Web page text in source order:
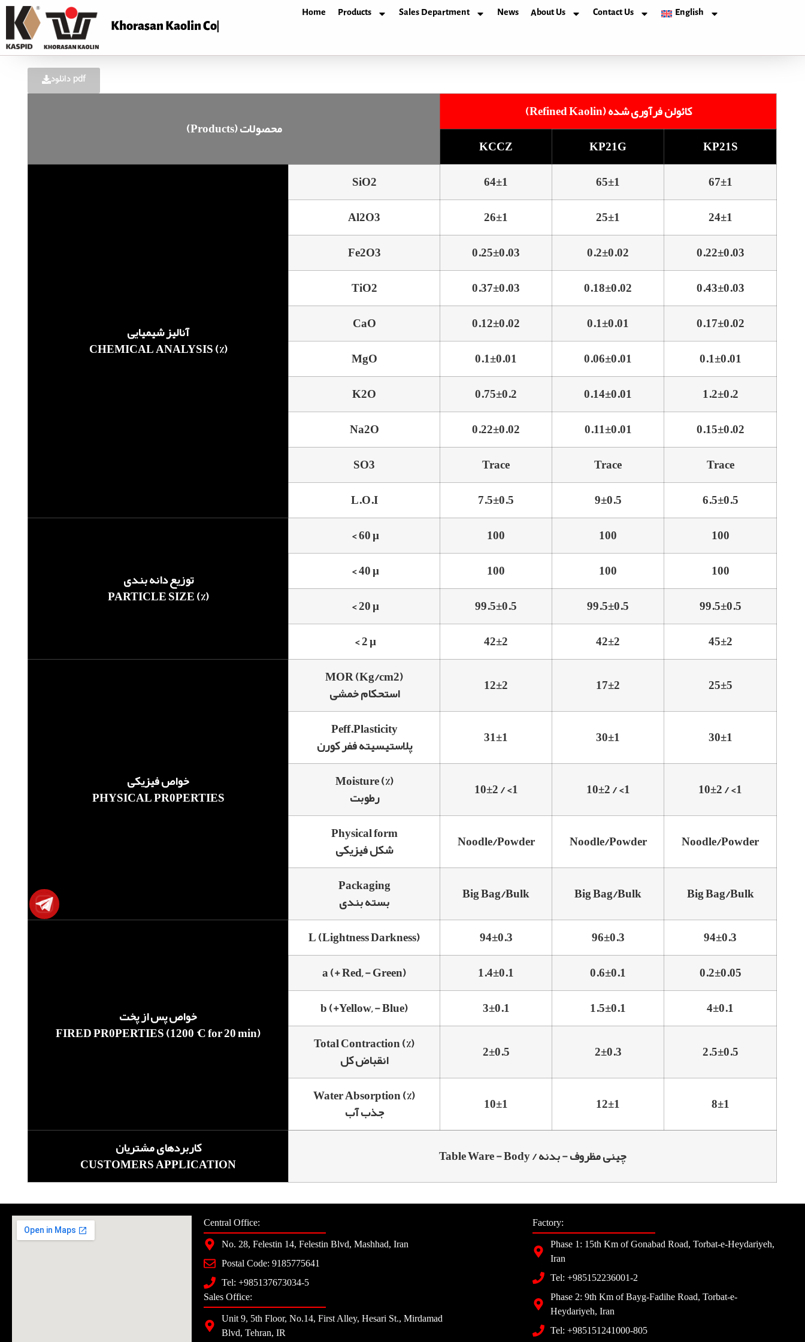
Khorasan Kaolin
Home Products Sales Department News About Us Contact Us English
دانلود pdf
(Products) محصولات
(Refined Kaolin) کائولن فرآوری شده
KCCZ
KP21G KP21S
آنالیز شیمیایی
CHEMICAL ANALYSIS (%)
SiO2 64±1 65±1
67±1
Al2O3
26±1 25±1
24±1
Fe2O3
0.25±0.03 0.2±0.02
0.22±0.03
TiO2
0.37±0.03 0.18±0.02
0.43±0.03
CaO
0.12±0.02 0.1±0.01
0.17±0.02
MgO
0.1±0.01 0.06±0.01
0.1±0.01
K2O
0.75±0.2 0.14±0.01
1.2±0.2
Na2O
0.22±0.02 0.11±0.01
0.15±0.02
SO3
Trace Trace
Trace
L.O.I
7.5±0.5 9±0.5 6.5±0.5
توزیع دانه بندی
PARTICLE SIZE (%)
< 60 µ 100 100
100
< 40 µ
100 100
100
< 20 µ
99.5±0.5 99.5±0.5
99.5±0.5
< 2 µ
42±2 42±2 45±2
خواص فیزیکی
PHYSICAL PR0PERTIES
MOR (Kg/cm2)
استحکام خمشی 12±2 17±2
25±5
Peff.Plasticity
پلاستیسیته ففر کورن 31±1 30±1
30±1
Moisture (%)
رطوبت 10±2 / <1 10±2 / <1
10±2 / <1
Physical form
شکل فیزیکی Noodle/Powder Noodle/Powder
Noodle/Powder
Packaging
بسته بندی Big Bag/Bulk Big Bag/Bulk Big Bag/Bulk
خواص پس از پخت
FIRED PR0PERTIES (1200 °C for 20 min)
L (Lightness Darkness) 94±0.3 96±0.3
94±0.3
a (+ Red, - Green)
1.4±0.1 0.6±0.1
0.2±0.05
b (+Yellow, - Blue)
3±0.1 1.5±0.1
4±0.1
Total Contraction (%)
انقباض کل 2±0.5 2±0.3
2.5±0.5
Water Absorption (%)
جذب آب 10±1 12±1
8±1
کاربردهای مشتریان
CUSTOMERS APPLICATION Table Ware - Body / چینی مظروف - بدنه
Central Office:
No. 28, Felestin 14, Felestin Blvd, Mashhad, Iran
Postal Code: 9185775641
Tel: +985137673034-5
Sales Office:
Unit 9, 5th Floor, No.14, First Alley, Hesari St., Mirdamad
Blvd, Tehran, IR
Factory:
Phase 1: 15th Km of Gonabad Road, Torbat-e-Heydariyeh,
Iran
Tel: +985152236001-2
Phase 2: 9th Km of Bayg-Fadihe Road, Torbat-e-
Heydariyeh, Iran
Tel: +985151241000-805